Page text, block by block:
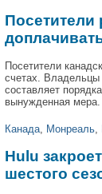
Посетители
счетах.
составляет
вынужденная мера.
Канада Монреаль
Hulu
шестого